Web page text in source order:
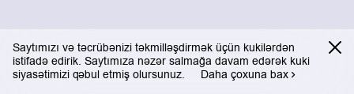
Saytımızı və təcrübənizi təkmilləşdirmək üçün kukilərdən
istifadə edirik. Saytımıza nəzər salmağa davam edərək kuki
siyasətimizi qəbul etmiş olursunuz.
Daha çoxuna bax